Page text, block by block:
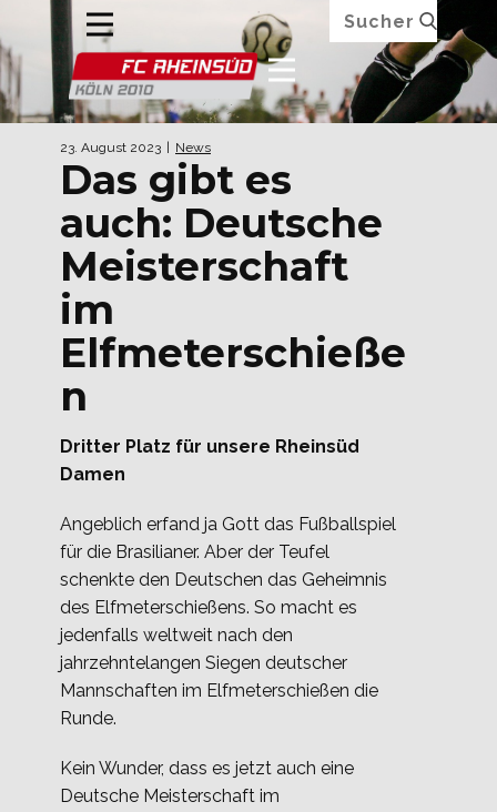
23. August 2023 News
Das gibt es
auch: Deutsche
Meisterschaft
im
Elfmeterschieße
n
Dritter Platz für unsere Rheinsüd
Damen
Angeblich erfand ja Gott das Fußballspiel
für die Brasilianer. Aber der Teufel
schenkte den Deutschen das Geheimnis
des Elfmeterschießens. So macht es
jedenfalls weltweit nach den
jahrzehntelangen Siegen deutscher
Mannschaften im Elfmeterschießen die
Runde.
Kein Wunder, dass es jetzt auch eine
Deutsche Meisterschaft im